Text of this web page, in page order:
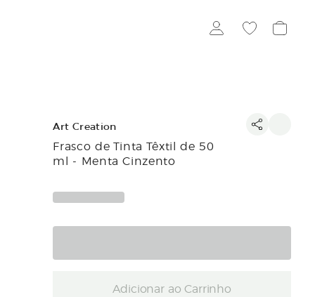
Art Creation
Frasco de Tinta Têxtil de 50
ml - Menta Cinzento
Adicionar ao Carrinho